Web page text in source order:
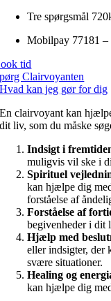
Tre spørgsmål
Mobilpay 77181 –
tid
Clairvoyanten
Hvad kan jeg gør for dig
En clairvoyant kan
dit liv, som du måske
Indsigt i
muligvis vil ske i
Spirituel
kan hjælpe dig
forståelse af
Forståelse af
begivenheder i dit
Hjælp med
eller indsigter, der
svære situationer.
Healing og
kan hjælpe dig